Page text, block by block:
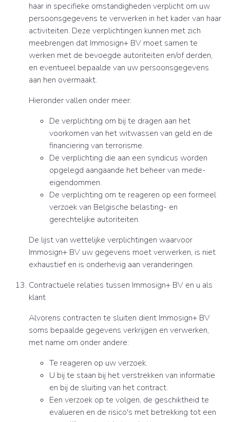
haar in specifieke omstandigheden verplicht om uw
persoonsgegevens te verwerken in het kader van haar
activiteiten. Deze verplichtingen kunnen met zich
meebrengen dat Immosign+ BV moet samen te
werken met de bevoegde autoriteiten en/of derden,
en eventueel bepaalde van uw persoonsgegevens
aan hen overmaakt.
Hieronder vallen onder meer:
De verplichting om bij te dragen aan het
voorkomen van het witwassen van geld en de
financiering van terrorisme.
De verplichting die aan een syndicus worden
opgelegd aangaande het beheer van mede-
eigendommen.
De verplichting om te reageren op een formeel
verzoek van Belgische belasting- en
gerechtelijke autoriteiten.
De lijst van wettelijke verplichtingen waarvoor
Immosign+ BV uw gegevens moet verwerken, is niet
exhaustief en is onderhevig aan veranderingen.
Contractuele relaties tussen Immosign+ BV en u als
klant
Alvorens contracten te sluiten dient Immosign+ BV
soms bepaalde gegevens verkrijgen en verwerken,
met name om onder andere:
Te reageren op uw verzoek.
U bij te staan bij het verstrekken van informatie
en bij de sluiting van het contract.
Een verzoek op te volgen, de geschiktheid te
evalueren en de risico's met betrekking tot een